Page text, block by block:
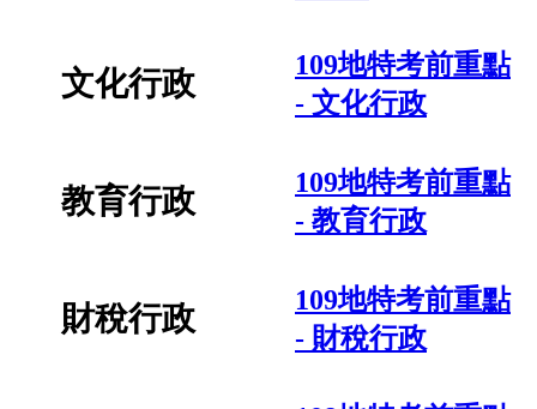
文化行政
109地特考前重點
- 文化行政
教育行政
109地特考前重點
- 教育行政
財稅行政
109地特考前重點
- 財稅行政